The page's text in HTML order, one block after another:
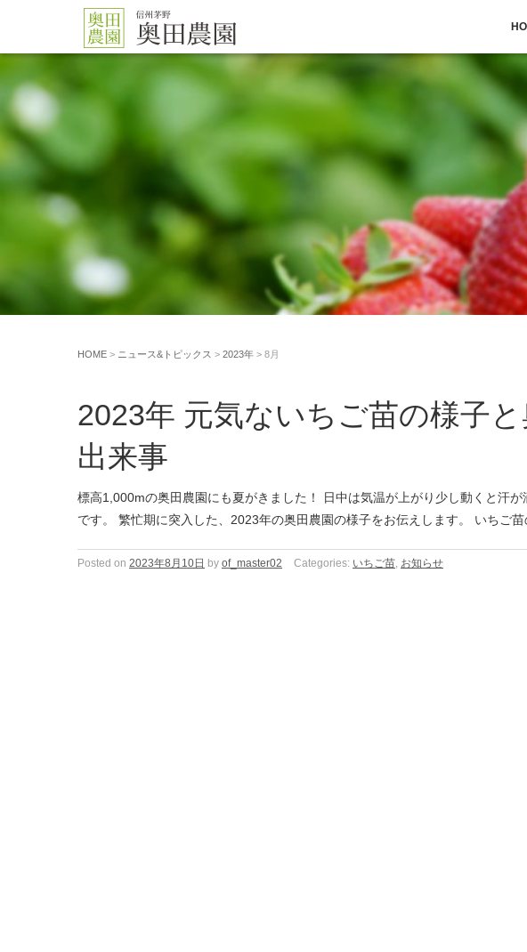
HOME > ニュース&トピックス > 2023年 > 8月
2023年 元気ないちご苗の様子
出来事
標高1,000mの奥田農園にも夏がきました！ 日中は気温が上がり少し動くと汗
です。 繁忙期に突入した、2023年の奥田農園の様子をお伝えします。 いちご苗
Posted on 2023年8月10日 by of_master02 Categories: いちご苗, お知らせ